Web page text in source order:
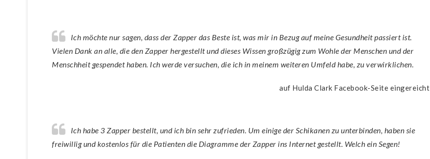
Ich möchte nur sagen, dass der Zapper das Beste ist, was mir in Bezug auf meine Gesundheit passiert ist.
Vielen Dank an alle, die den Zapper hergestellt und dieses Wissen großzügig zum Wohle der Menschen und der
Menschheit gespendet haben. Ich werde versuchen, die ich in meinem weiteren Umfeld habe, zu verwirklichen.
auf Hulda Clark Facebook-Seite eingereicht
Ich habe 3 Zapper bestellt, und ich bin sehr zufrieden. Um einige der Schikanen zu unterbinden, haben sie
freiwillig und kostenlos für die Patienten die Diagramme der Zapper ins Internet gestellt. Welch ein Segen!